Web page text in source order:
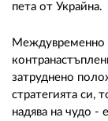
пета от Украйна.
Междувременно
затруднено
стратегията си,
надява на чудо -